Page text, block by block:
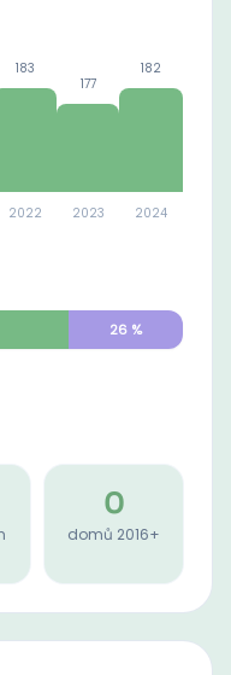
183
2022
177
2023
182
2024
26%
0
domů 2016+